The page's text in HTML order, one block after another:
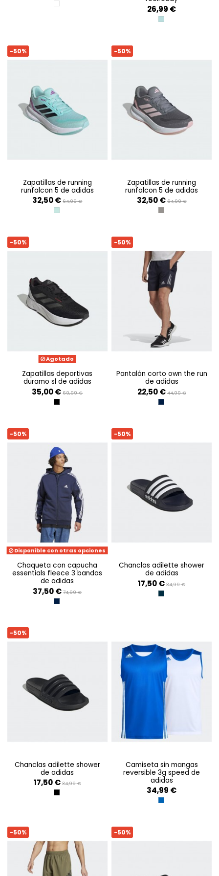
FTWR WHITE/AURORA MET/CORE BLA26,99 €
MINT TON/BLACK
-50%
zapatillas de running
runfalcon 5 de adidas
32,50 € 64,99 €
SEMI FLASH AQUA/CORE BLACK/FTW
-50%
zapatillas de running
runfalcon 5 de adidas
32,50 € 64,99 €
GREY THREE/
-50%
Agotado
zapatillas deportivas
duramo sl de adidas
35,00 € 69,99 €
CBLACK/IRONMT/BETSCA
-50%
pantalón corto own the run
de adidas
22,50 € 44,99 €
TINLEY/REFSIL
-50%
Disponible con otras opciones
chaqueta con capucha
essentials fleece 3 bandas
de adidas
37,50 € 74,99 €
TINLEY
-50%
chanclas adilette shower
de adidas
17,50 € 34,99 €
LEGINK/FTWWHT/
-50%
chanclas adilette shower
de adidas
17,50 € 34,99 €
CBLACK/CBLACK/CBLACK
camiseta sin mangas
reversible 3g speed de
adidas
34,99 €
CROYAL/WHITE
-50% -50%